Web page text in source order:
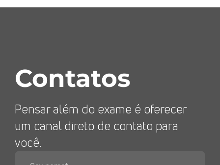
Contatos
Pensar além do exame é oferecer
um canal direto de contato para
você.